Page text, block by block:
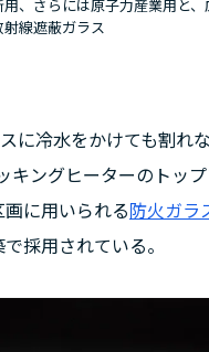
、さらには原子力産業用と
線遮蔽ガラス
に冷水をかけても割れ
キングヒーターのトッ
に用いられる防火ガラ
採用されている。